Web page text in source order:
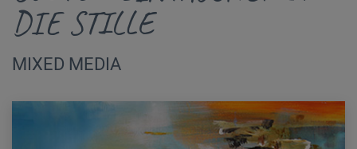
DIE STILLE
MIXED MEDIA